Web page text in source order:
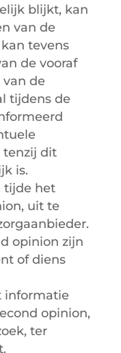
blijkt, kan
van de
tevens
de vooraf
de
tijdens de
tenzij dit
is.
tijde het
uit te
opinion zijn
of diens
informatie
opinion,
ter